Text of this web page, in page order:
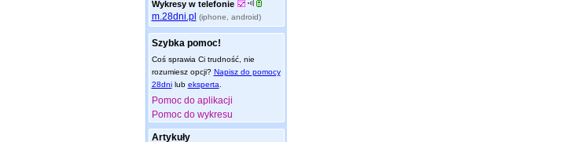
Wykresy w telefonie
m.28dni.pl (iphone, android)
Szybka pomoc!
Coś sprawia Ci trudność, nie
rozumiesz opcji? Napisz do pomocy
28dnilub eksperta
Pomoc do aplikacji
Pomoc do wykresu
Artykuły